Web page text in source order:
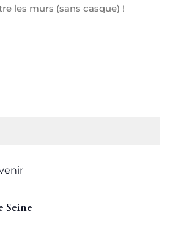
les murs (sans casque) !
Seine